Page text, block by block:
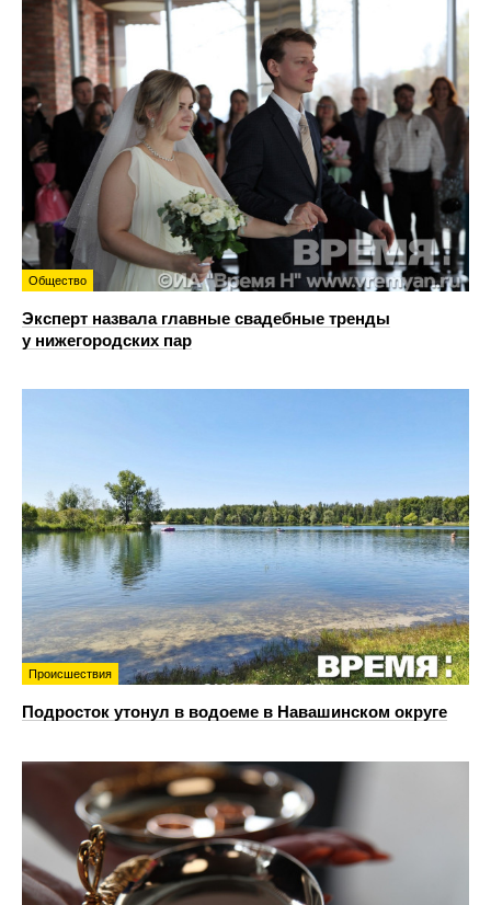
Общество
Эксперт назвала главные свадебные тренды
у нижегородских пар
Происшествия
Подросток утонул в водоеме в Навашинском округе